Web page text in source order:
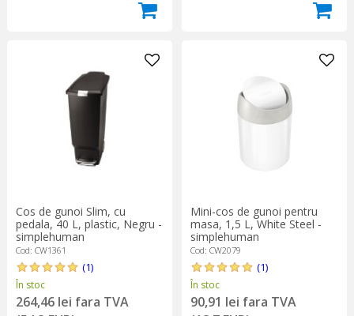
Cos de gunoi Slim, cu
pedala, 40 L, plastic, Negru -
simplehuman
Cod: CW1361
(1)
În stoc
264,46 lei fara TVA
Mini-cos de gunoi pentru
masa, 1,5 L, White Steel -
simplehuman
Cod: CW2079
(1)
În stoc
90,91 lei fara TVA